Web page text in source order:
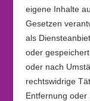
eigene Inhalte
Gesetzen
als
oder
oder nach
rechtswidrige
Entfernung oder